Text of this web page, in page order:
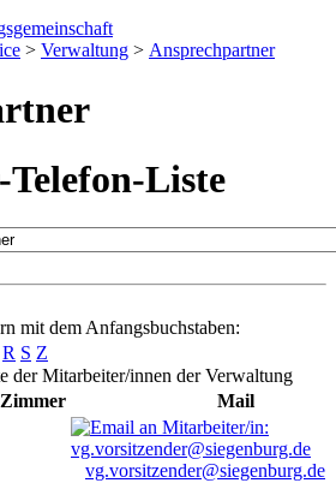
> Verwaltung > Ansprechpartner
Liste
mit dem Anfangsbuchstaben:
R S Z
der Mitarbeiter/innen der Verwaltung
Zimmer
Mail
vg.vorsitzender@siegenburg.de